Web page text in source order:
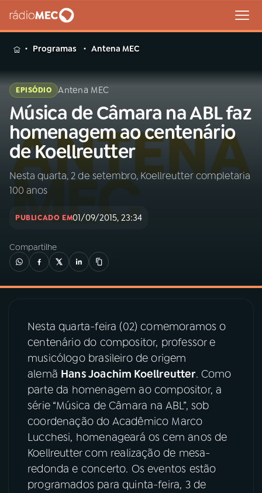
MENU
Buscar
na
Rádio
MEC
Buscar
Início AO VIVO
INÍCIO
02A RÁDIO
03PROGRAMAÇÃO
04 PROGRAMAS
PODCASTS
06VIDEOCASTS
ÚLTIMAS
08PRÊMIO RÁDIO MEC
Programas Antena MEC
EPISÓDIO Antena MEC
Música de Câmara na ABL faz
homenagem ao centenário
de Koellreutter
Nesta quarta, 2 de setembro, Koellreutter completaria
100 anos
PUBLICADO EM01/09/2015, 23:34
Compartilhe
Nesta quarta-feira (02) comemoramos o
centenário do compositor, professor e
musicólogo brasileiro de origem
alemã Hans Joachim Koellreutter. Como
parte da homenagem ao compositor, a
série “Música de Câmara na ABL”, sob
coordenação do Acadêmico Marco
Lucchesi, homenageará os cem anos de
Koellreutter com realização de mesa-
redonda e concerto. Os eventos estão
programados para quinta-feira, 3 de